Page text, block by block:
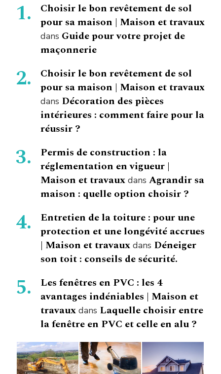
Choisir le bon revêtement de sol
pour sa maison | Maison et travaux
dans Guide pour votre projet de
maçonnerie
Choisir le bon revêtement de sol
pour sa maison | Maison et travaux
dans Décoration des pièces
intérieures : comment faire pour la
réussir ?
Permis de construction : la
réglementation en vigueur |
Maison et travaux dans Agrandir sa
maison : quelle option choisir ?
Entretien de la toiture : pour une
protection et une longévité accrues
| Maison et travaux dans Déneiger
son toit : conseils de sécurité.
Les fenêtres en PVC : les 4
avantages indéniables | Maison et
travaux dans Laquelle choisir entre
la fenêtre en PVC et celle en alu ?